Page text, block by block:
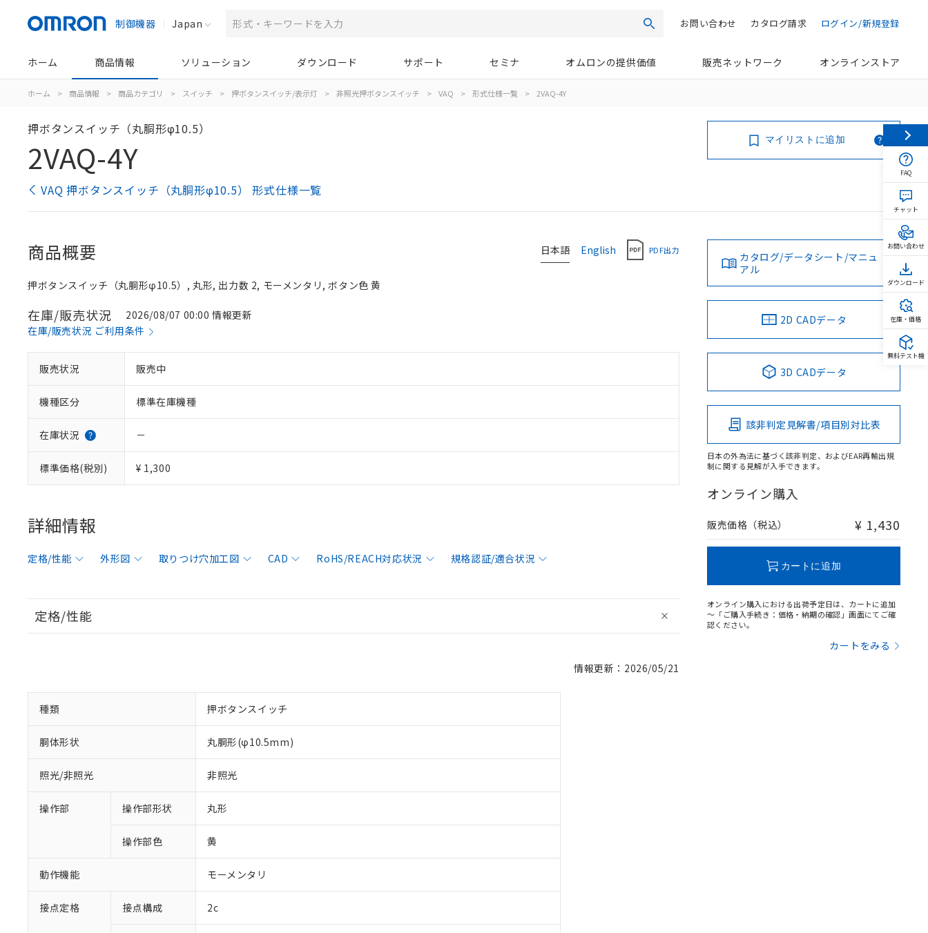
制御機器 Japan 検索 ログイン/新規登録
カタログ請求
お問い合わせ
ホーム 商品情報 ソリューション ダウンロード サポート セミナ オムロンの提供価値 販売ネットワーク オンラインストア
ホーム > 商品情報 > 商品カテゴリ > スイッチ > 押ボタンスイッチ/表示灯 > 非照光押ボタンスイッチ > VAQ > 形式仕様一覧 > 2VAQ-4Y
押ボタンスイッチ（丸胴形φ10.5）
2VAQ-4Y
VAQ 押ボタンスイッチ（丸胴形φ10.5） 形式仕様一覧
マイリストに追加
日本語 English PDF出力
商品概要
押ボタンスイッチ（丸胴形φ10.5）, 丸形, 出力数 2, モーメンタリ, ボタン色 黄
在庫/販売状況
2026/08/07 00:00 情報更新
在庫/販売状況 ご利用条件
販売状況 販売中
機種区分 標準在庫機種
在庫状況 －
標準価格(税別) ¥ 1,300
詳細情報
定格/性能 外形図 取りつけ穴加工図 CAD RoHS/REACH対応状況 規格認証/適合状況
定格/性能
情報更新：2026/05/21
種類 押ボタンスイッチ
胴体形状 丸胴形(φ10.5mm)
照光/非照光 非照光
操作部 操作部形状 丸形
操作部色 黄
動作機能 モーメンタリ
接点定格 接点構成 2c
カタログ/データシート/マニュ
アル
2D CADデータ
3D CADデータ
該非判定見解書/項目別対比表
日本の外為法に基づく該非判定、およびEAR再輸出規
制に関する見解が入手できます。
オンライン購入
販売価格（税込） ¥ 1,430
カートに追加
オンライン購入における出荷予定日は、カートに追加
～「ご購入手続き：価格・納期の確認」画面にてご確
認ください。
カートをみる
FAQ
チャット
お問い合わせ
ダウンロード
在庫・価格
無料テスト機